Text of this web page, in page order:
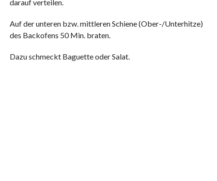
darauf verteilen.
Auf der unteren bzw. mittleren Schiene (Ober-/Unterhitze)
des Backofens 50 Min. braten.
Dazu schmeckt Baguette oder Salat.